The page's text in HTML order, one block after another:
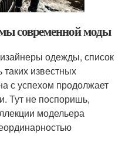
современной моды
одежды, список
известных
с успехом продолжает
Тут не поспоришь,
модельера